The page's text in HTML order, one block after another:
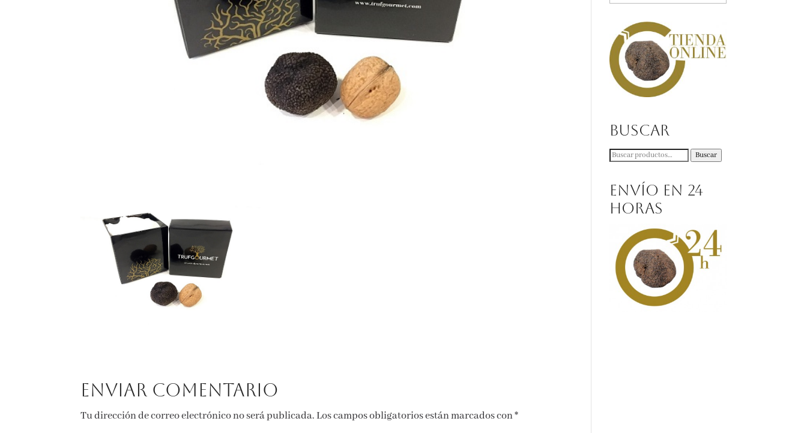
Enviar comentario
Tu dirección de correo electrónico no será publicada. Los campos obligatorios están marcados con*
Buscar
Buscar
Buscar
Envío en 24
horas